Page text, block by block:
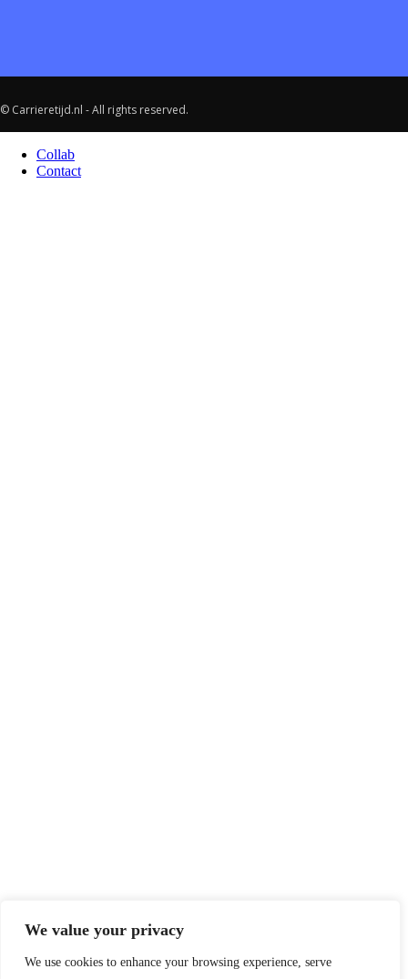
We value your privacy
We use cookies to enhance your browsing experience, serve
© Carrieretijd.nl - All rights reserved.
Collab
Contact